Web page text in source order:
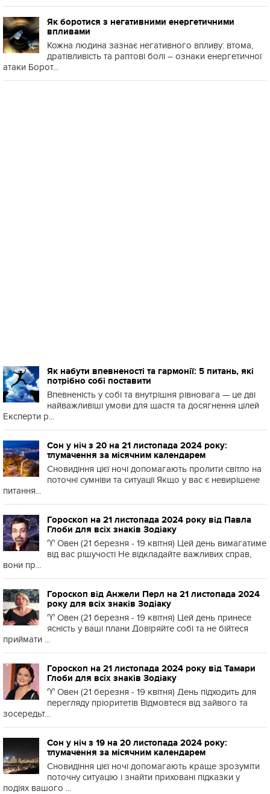
Як боротися з негативними енергетичними
впливами
Кожна людина зазнає негативного впливу: втома,
дратівливість та раптові болі – ознаки енергетичної
атаки Борот...
Як набути впевненості та гармонії: 5 питань, які
потрібно собі поставити
Впевненість у собі та внутрішня рівновага — це дві
найважливіші умови для щастя та досягнення цілей
Експерти р...
Сон у ніч з 20 на 21 листопада 2024 року:
тлумачення за місячним календарем
Сновидіння цієї ночі допомагають пролити світло на
поточні сумніви та ситуації Якщо у вас є невирішене
питання...
Гороскоп на 21 листопада 2024 року від Павла
Глоби для всіх знаків Зодіаку
♈️ Овен (21 березня - 19 квітня) Цей день вимагатиме
від вас рішучості Не відкладайте важливих справ,
вони пр...
Гороскоп від Анжели Перл на 21 листопада 2024
року для всіх знаків Зодіаку
♈️ Овен (21 березня - 19 квітня) Цей день принесе
ясність у ваші плани Довіряйте собі та не бійтеся
приймати ...
Гороскоп на 21 листопада 2024 року від Тамари
Глоби для всіх знаків Зодіаку
♈️ Овен (21 березня - 19 квітня) День підходить для
перегляду пріоритетів Відмовтеся від зайвого та
зосередьт...
Сон у ніч з 19 на 20 листопада 2024 року:
тлумачення за місячним календарем
Сновидіння цієї ночі допомагають краще зрозуміти
поточну ситуацію і знайти приховані підказки у
подіях вашого ...